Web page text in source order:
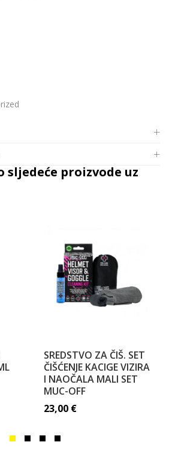
sljedeće proizvode uz
SREDSTVO ZA ČIŠ. SET
ČIŠĆENJE KACIGE VIZIRA
I NAOČALA MALI SET
MUC-OFF
23,00 €